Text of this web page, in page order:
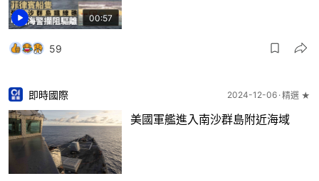
00:57
59
即時國際 2024-12-06 精選 ★
美國軍艦進入南沙群島附近海域